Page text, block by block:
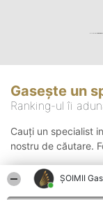
ȘOIMII
Gasește un
Ranking-ul îi
Cauți un specialist
nostru de căutare.